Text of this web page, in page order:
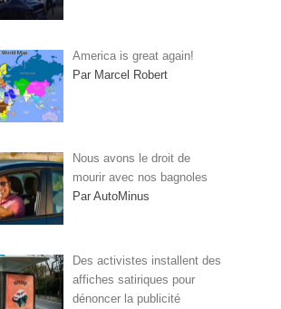
America is great again!
Par Marcel Robert
Nous avons le droit de
mourir avec nos bagnoles
Par AutoMinus
Des activistes installent des
affiches satiriques pour
dénoncer la publicité